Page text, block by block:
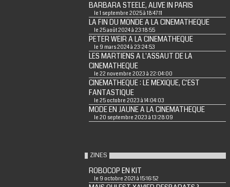
BARBARA STEELE, ALIVE IN PARIS
le 1 septembre 2025 à 18:47:11
LA FIN DU MONDE A LA CINEMATHEQUE
le 25 août 2024 à 23:18:55
PETER WEIR A LA CINEMATHEQUE
le 9 mars 2024 à 23:24:53
LES MARTIENS A L'ASSAUT DE LA
CINEMATHEQUE
le 22 novembre 2023 à 22:04:00
CINEMATHEQUE : LE MEXIQUE, C'EST
FANTASTIQUE
le 25 octobre 2023 à 14:04:03
MODE EN JAUNE A LA CINEMATHEQUE
le 20 septembre 2023 à 13:28:09
ZINES
ROBOCOP EN KIT
le 9 octobre 2021 à 15:16:52